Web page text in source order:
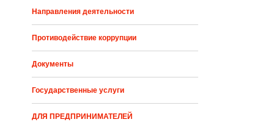
Направления деятельности
Противодействие коррупции
Документы
Государственные услуги
ДЛЯ ПРЕДПРИНИМАТЕЛЕЙ